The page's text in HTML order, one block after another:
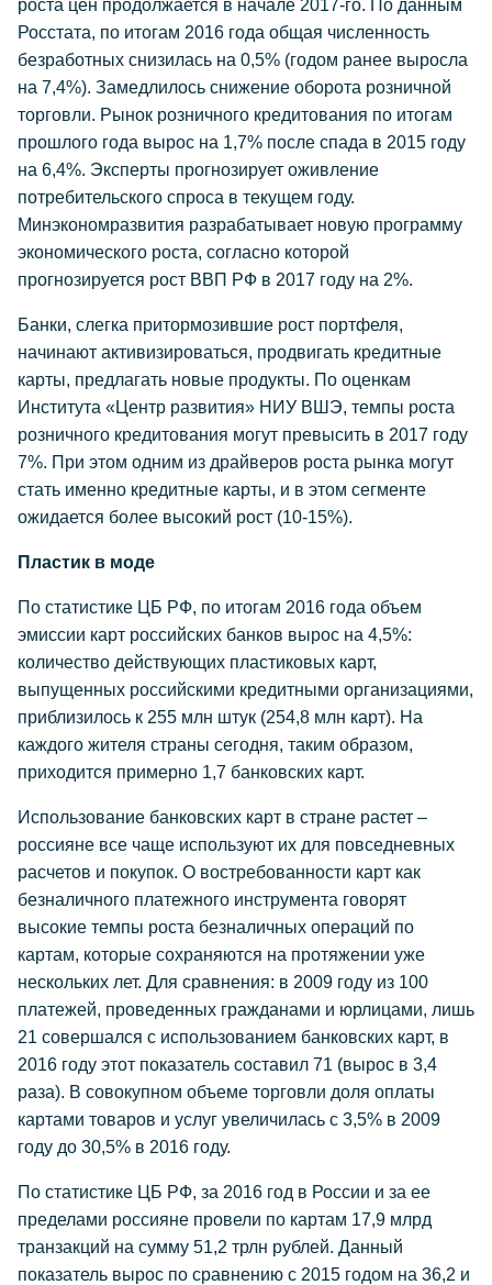
роста цен продолжается в начале 2017-го. По данным
Росстата, по итогам 2016 года общая численность
безработных снизилась на 0,5% (годом ранее выросла
на 7,4%). Замедлилось снижение оборота розничной
торговли. Рынок розничного кредитования по итогам
прошлого года вырос на 1,7% после спада в 2015 году
на 6,4%. Эксперты прогнозирует оживление
потребительского спроса в текущем году.
Минэкономразвития разрабатывает новую программу
экономического роста, согласно которой
прогнозируется рост ВВП РФ в 2017 году на 2%.
Банки, слегка притормозившие рост портфеля,
начинают активизироваться, продвигать кредитные
карты, предлагать новые продукты. По оценкам
Института «Центр развития» НИУ ВШЭ, темпы роста
розничного кредитования могут превысить в 2017 году
7%. При этом одним из драйверов роста рынка могут
стать именно кредитные карты, и в этом сегменте
ожидается более высокий рост (10-15%).
Пластик в моде
По статистике ЦБ РФ, по итогам 2016 года объем
эмиссии карт российских банков вырос на 4,5%:
количество действующих пластиковых карт,
выпущенных российскими кредитными организациями,
приблизилось к 255 млн штук (254,8 млн карт). На
каждого жителя страны сегодня, таким образом,
приходится примерно 1,7 банковских карт.
Использование банковских карт в стране растет –
россияне все чаще используют их для повседневных
расчетов и покупок. О востребованности карт как
безналичного платежного инструмента говорят
высокие темпы роста безналичных операций по
картам, которые сохраняются на протяжении уже
нескольких лет. Для сравнения: в 2009 году из 100
платежей, проведенных гражданами и юрлицами, лишь
21 совершался с использованием банковских карт, в
2016 году этот показатель составил 71 (вырос в 3,4
раза). В совокупном объеме торговли доля оплаты
картами товаров и услуг увеличилась с 3,5% в 2009
году до 30,5% в 2016 году.
По статистике ЦБ РФ, за 2016 год в России и за ее
пределами россияне провели по картам 17,9 млрд
транзакций на сумму 51,2 трлн рублей. Данный
показатель вырос по сравнению с 2015 годом на 36,2 и